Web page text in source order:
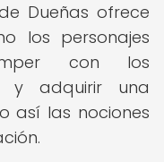
Dueñas ofrece
los personajes
con los
y adquirir una
así las nociones